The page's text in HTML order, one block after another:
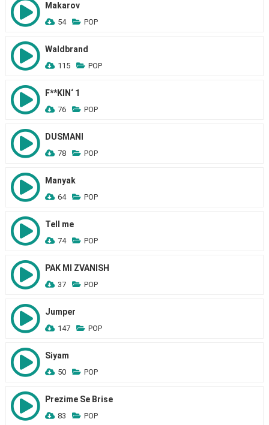
Makarov
54 POP
Waldbrand
115 POP
F**KIN‘ 1
76 POP
DUSMANI
78 POP
Manyak
64 POP
Tell me
74 POP
PAK MI ZVANISH
37 POP
Jumper
147 POP
Siyam
50 POP
Prezime Se Brise
83 POP